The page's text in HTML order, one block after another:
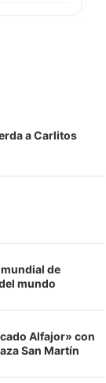
a Carlitos
de
mundo
Alfajor» con
San Martín